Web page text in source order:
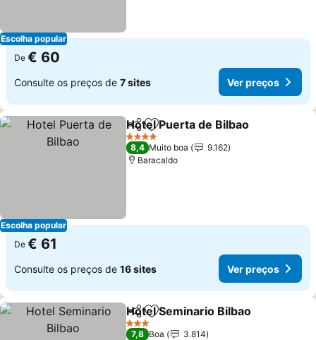
Escolha popular
De € 60
Consulte os preços de 7 sites Ver preços
Escolha popular
PartilharAdicionar aos favoritos
Hotel Puerta de Bilbao
4 Estrelas
8,4 Muito boa
9.162
Baracaldo
De € 61
Consulte os preços de 16 sites Ver preços
PartilharAdicionar aos favoritos
Hotel Seminario Bilbao
3 Estrelas
7,8 Boa
3.814